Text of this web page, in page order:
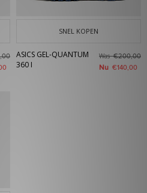
SNEL KOPEN
ASICS GEL-QUANTUM
360 I
Was€200,00
Nu €140,00